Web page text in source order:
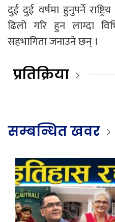
दुई दुई वर्षमा हुनुपर्ने
ढिलो गरि हुन लाग्दा
सहभागिता जनाउने छन् ।
प्रतिक्रिया
सम्बन्धित खवर